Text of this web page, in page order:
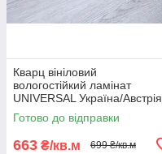
Кварц вініловий
вологостійкий ламінат
UNIVERSAL Україна/Австрія
413/4 - 42 клас
Готово до відправки
663 ₴/кв.м 699 ₴/кв.м